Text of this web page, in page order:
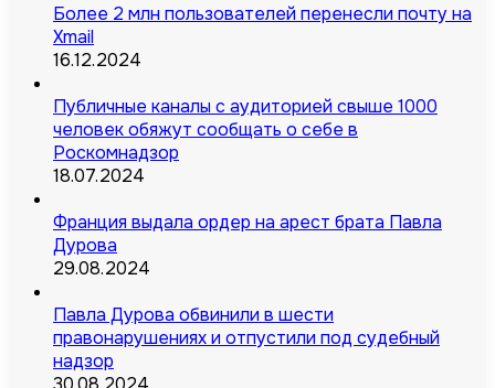
Более 2 млн пользователей перенесли почту на
Xmail
16.12.2024
Публичные каналы с аудиторией свыше 1000
человек обяжут сообщать о себе в
Роскомнадзор
18.07.2024
Франция выдала ордер на арест брата Павла
Дурова
29.08.2024
Павла Дурова обвинили в шести
правонарушениях и отпустили под судебный
надзор